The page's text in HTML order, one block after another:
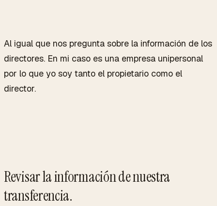
Al igual que nos pregunta sobre la información de los
directores. En mi caso es una empresa unipersonal
por lo que yo soy tanto el propietario como el
director.
Revisar la información de nuestra
transferencia.